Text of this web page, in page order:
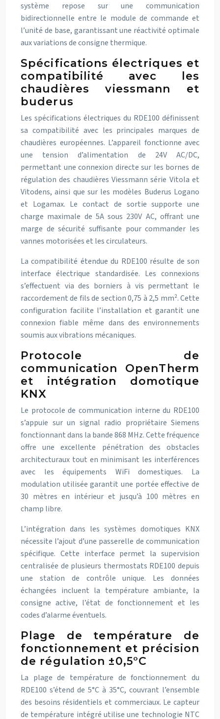
système repose sur une communication
bidirectionnelle entre le module de commande et
l’unité de base, garantissant une réactivité optimale
aux variations de consigne thermique.
Spécifications électriques et
compatibilité avec les
chaudières viessmann et
buderus
Les spécifications électriques du RDE100 définissent
sa compatibilité avec les principales marques de
chaudières européennes. L’appareil fonctionne avec
une tension d’alimentation de 24V AC/DC,
permettant une connexion directe sur les bornes de
régulation des chaudières Viessmann série Vitola et
Vitodens, ainsi que sur les modèles Buderus Logano
et Logamax. Le contact de sortie supporte une
charge maximale de 5A sous 230V AC, offrant une
marge de sécurité suffisante pour commander les
vannes motorisées et les circulateurs.
La compatibilité étendue du RDE100 résulte de son
interface électrique standardisée. Les connexions
s’effectuent via des borniers à vis permettant le
raccordement de fils de section 0,75 à 2,5 mm². Cette
configuration facilite l’installation et garantit une
connexion fiable même dans des environnements
soumis aux vibrations mécaniques.
Protocole de
communication OpenTherm
et intégration domotique
KNX
Le protocole de communication interne du RDE100
s’appuie sur un signal radio propriétaire Siemens
fonctionnant dans la bande 868 MHz. Cette fréquence
offre une excellente pénétration des obstacles
architecturaux tout en minimisant les interférences
avec les équipements WiFi domestiques. La
modulation utilisée garantit une portée effective de
30 mètres en intérieur et jusqu’à 100 mètres en
champ libre.
L’intégration dans les systèmes domotiques KNX
nécessite l’ajout d’une passerelle de communication
spécifique. Cette interface permet la supervision
centralisée de plusieurs thermostats RDE100 depuis
une station de contrôle unique. Les données
échangées incluent la température ambiante, la
consigne active, l’état de fonctionnement et les
codes d’alarme éventuels.
Plage de température de
fonctionnement et précision
de régulation ±0,5°C
La plage de température de fonctionnement du
RDE100 s’étend de 5°C à 35°C, couvrant l’ensemble
des besoins résidentiels et commerciaux. Le capteur
de température intégré utilise une technologie NTC